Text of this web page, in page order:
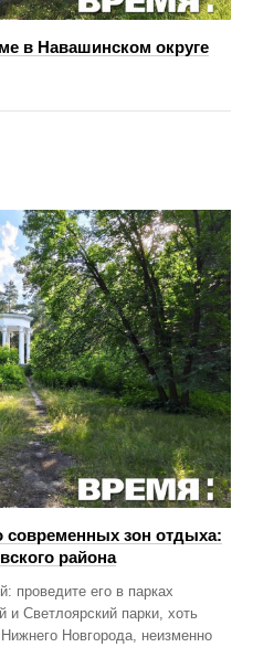
в Навашинском округе
современных зон отдыха:
района
проведите его в парках
и Светлоярский парки, хоть
Новгорода, неизменно